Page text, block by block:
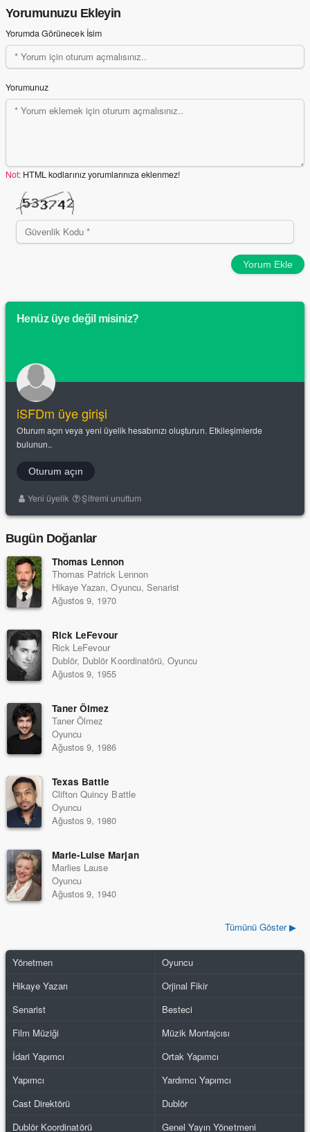
Yorumunuzu Ekleyin
Yorumda Görünecek İsim
Yorumunuz
Not: HTML kodlarınız yorumlarınıza eklenmez!
Yorum Ekle
Henüz üye değil misiniz?
iSFDm üye girişi
Oturum açın veya yeni üyelik hesabınızı oluşturun. Etkileşimlerde
bulunun..
Oturum açın
Yeni üyelik Şifremi unuttum
Bugün Doğanlar
Thomas Lennon
Thomas Patrick Lennon
Hikaye Yazarı, Oyuncu, Senarist
Ağustos 9, 1970
Rick LeFevour
Rick LeFevour
Dublör, Dublör Koordinatörü, Oyuncu
Ağustos 9, 1955
Taner Ölmez
Taner Ölmez
Oyuncu
Ağustos 9, 1986
Texas Battle
Clifton Quincy Battle
Oyuncu
Ağustos 9, 1980
Marie-Luise Marjan
Marlies Lause
Oyuncu
Ağustos 9, 1940
Tümünü Göster ▶
Yönetmen
Oyuncu
Hikaye Yazarı
Orjinal Fikir
Senarist
Besteci
Film Müziği
Müzik Montajcısı
İdari Yapımcı
Ortak Yapımcı
Yapımcı
Yardımcı Yapımcı
Cast Direktörü
Dublör
Dublör Koordinatörü
Genel Yayın Yönetmeni